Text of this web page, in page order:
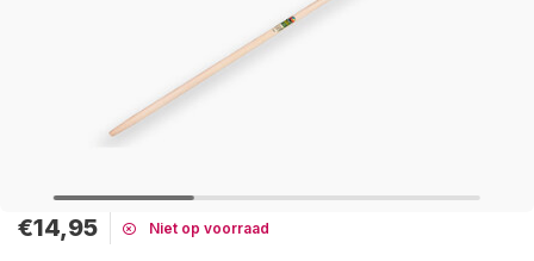
€14,95 Niet op voorraad